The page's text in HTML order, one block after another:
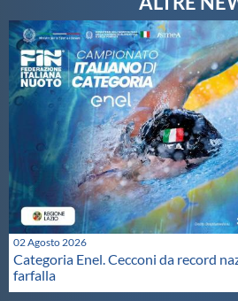
02 Agosto 2026
Categoria Enel. Cecconi da record
farfalla